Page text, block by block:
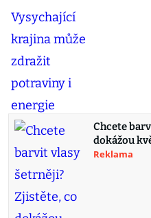
Chcete
dokážou
Reklama